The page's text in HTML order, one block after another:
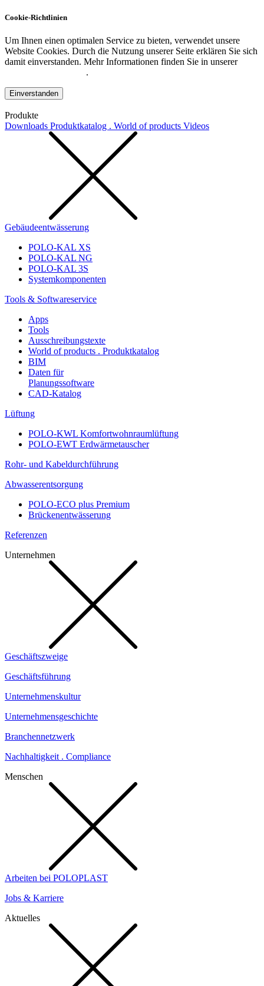
Cookie-Richtlinien
Um Ihnen einen optimalen Service zu bieten, verwendet unsere
Website Cookies. Durch die Nutzung unserer Seite erklären Sie sich
damit einverstanden. Mehr Informationen finden Sie in unserer
.
Einverstanden
Produkte
Downloads Produktkatalog . World of products Videos
Gebäudeentwässerung
POLO-KAL XS
POLO-KAL NG
POLO-KAL 3S
Systemkomponenten
Tools & Softwareservice
Apps
Tools
Ausschreibungstexte
World of products . Produktkatalog
BIM
Daten für
Planungssoftware
CAD-Katalog
Lüftung
POLO-KWL Komfortwohnraumlüftung
POLO-EWT Erdwärmetauscher
Rohr- und Kabeldurchführung
Abwasserentsorgung
POLO-ECO plus Premium
Brückenentwässerung
Referenzen
Unternehmen
Geschäftszweige
Geschäftsführung
Unternehmenskultur
Unternehmensgeschichte
Branchennetzwerk
Nachhaltigkeit . Compliance
Menschen
Arbeiten bei POLOPLAST
Jobs & Karriere
Aktuelles